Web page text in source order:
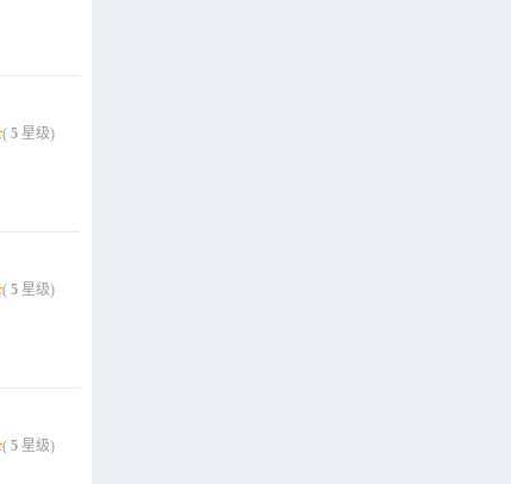
( 5 星级)
( 5 星级)
( 5 星级)